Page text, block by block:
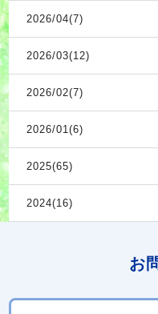
2026/04(7)
2026/03(12)
2026/02(7)
2026/01(6)
2025(65)
2024(16)
お